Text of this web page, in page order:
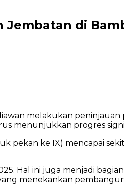
di
melakukan
menunjukkan progres
pekan ke IX) mencapai
Hal ini juga menjadi
menekankan